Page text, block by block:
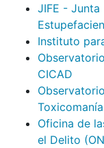
JIFE - Junta
Instituto
CICAD
Oficina de
el Delito